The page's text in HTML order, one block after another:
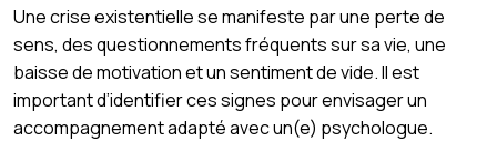
Une crise existentielle se manifeste par une perte de
sens, des questionnements fréquents sur sa vie, une
baisse de motivation et un sentiment de vide. Il est
important d’identifier ces signes pour envisager un
accompagnement adapté avec un(e) psychologue.